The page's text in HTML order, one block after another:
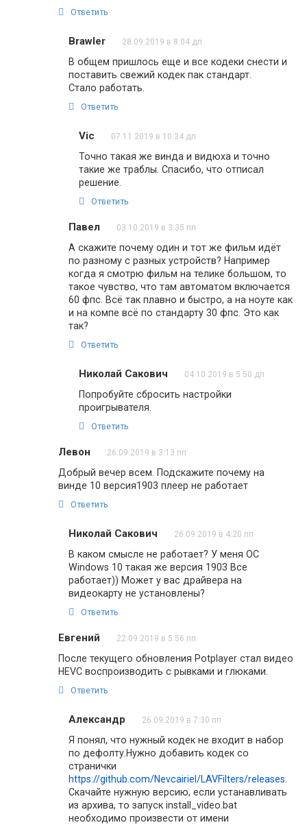
Ответить
Brawler 28.09.2019 в 8:04 дп
В общем пришлось еще и все кодеки снести и
поставить свежий кодек пак стандарт.
Стало работать.
Ответить
Vic 07.11.2019 в 10:34 дп
Точно такая же винда и видюха и точно
такие же траблы. Спасибо, что отписал
решение.
Ответить
Павел 03.10.2019 в 3:35 пп
А скажите почему один и тот же фильм идёт
по разному с разных устройств? Например
когда я смотрю фильм на телике большом, то
такое чувство, что там автоматом включается
60 фпс. Всё так плавно и быстро, а на ноуте как
и на компе всё по стандарту 30 фпс. Это как
так?
Ответить
Николай Сакович 04.10.2019 в 5:50 дп
Попробуйте сбросить настройки
проигрывателя.
Ответить
Левон 26.09.2019 в 3:13 пп
Добрый вечер всем. Подскажите почему на
винде 10 версия1903 плеер не работает
Ответить
Николай Сакович 26.09.2019 в 4:20 пп
В каком смысле не работает? У меня OC
Windows 10 такая же версия 1903 Все
работает)) Может у вас драйвера на
видеокарту не установлены?
Ответить
Евгений 22.09.2019 в 5:56 пп
После текущего обновления Potplayer стал видео
HEVC воспроизводить с рывками и глюками.
Ответить
Александр 26.09.2019 в 7:30 пп
Я понял, что нужный кодек не входит в набор
по дефолту.Нужно добавить кодек со
странички
https://github.com/Nevcairiel/LAVFilters/releases.
Скачайте нужную версию, если устанавливать
из архива, то запуск install_video.bat
необходимо произвести от имени